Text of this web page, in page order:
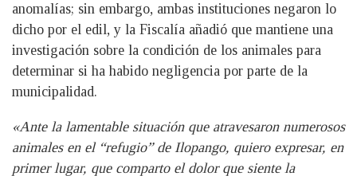
anomalías; sin embargo, ambas instituciones negaron lo
dicho por el edil, y la Fiscalía añadió que mantiene una
investigación sobre la condición de los animales para
determinar si ha habido negligencia por parte de la
municipalidad.
«Ante la lamentable situación que atravesaron numerosos
animales en el “refugio” de Ilopango, quiero expresar, en
primer lugar, que comparto el dolor que siente la